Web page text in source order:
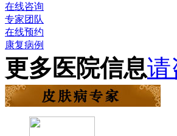
在线咨询
专家团队
在线预约
康复病例
更多医院信息请